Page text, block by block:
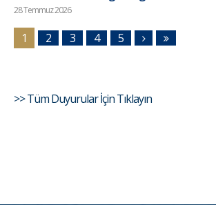
28 Temmuz 2026
1 2 3 4 5
>> Tüm Duyurular İçin Tıklayın